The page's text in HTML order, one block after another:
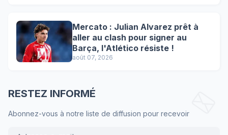
Mercato : Julian Alvarez prêt à
aller au clash pour signer au
Barça, l'Atlético résiste !
août 07, 2026
RESTEZ INFORMÉ
Abonnez-vous à notre liste de diffusion pour recevoir